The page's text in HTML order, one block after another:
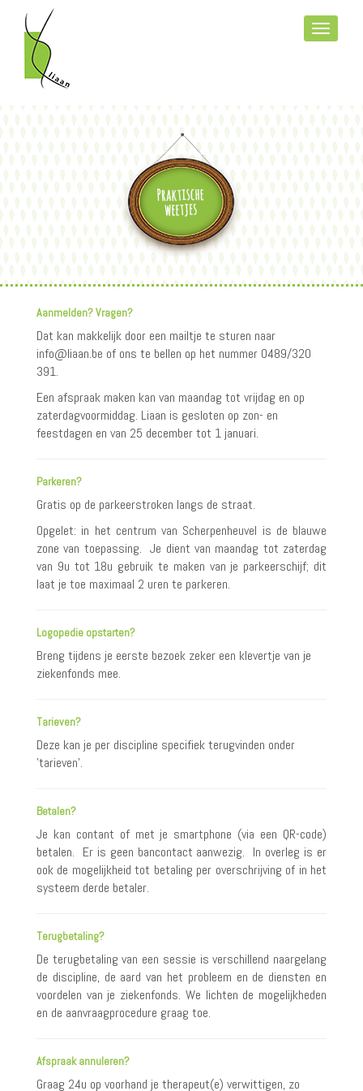
inhoud
Toggle
Aanmelden? Vragen?
Dat kan makkelijk door een mailtje te sturen naar
info@liaan.be of ons te bellen op het nummer 0489/320
391.
Een afspraak maken kan van maandag tot vrijdag en op
zaterdagvoormiddag. Liaan is gesloten op zon- en
feestdagen en van 25 december tot 1 januari.
Parkeren?
Gratis op de parkeerstroken langs de straat.
Opgelet: in het centrum van Scherpenheuvel is de blauwe
zone van toepassing. Je dient van maandag tot zaterdag
van 9u tot 18u gebruik te maken van je parkeerschijf; dit
laat je toe maximaal 2 uren te parkeren.
Logopedie opstarten?
Breng tijdens je eerste bezoek zeker een klevertje van je
ziekenfonds mee.
Tarieven?
Deze kan je per discipline specifiek terugvinden onder
'tarieven'.
Betalen?
Je kan contant of met je smartphone (via een QR-code)
betalen. Er is geen bancontact aanwezig. In overleg is er
ook de mogelijkheid tot betaling per overschrijving of in het
systeem derde betaler.
Terugbetaling?
De terugbetaling van een sessie is verschillend naargelang
de discipline, de aard van het probleem en de diensten en
voordelen van je ziekenfonds. We lichten de mogelijkheden
en de aanvraagprocedure graag toe.
Afspraak annuleren?
Graag 24u op voorhand je therapeut(e) verwittigen, zo